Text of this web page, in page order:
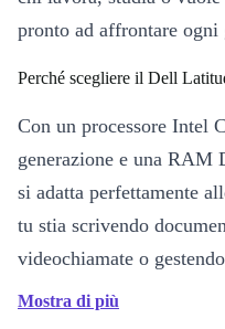
pronto ad affrontare ogni
Perché scegliere il Dell
Con un processore Intel
generazione e una
si adatta perfettamente
tu stia scrivendo
videochiamate o
velocità e fluidità a
Mostra di più